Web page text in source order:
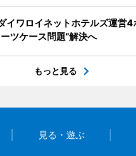
イワロイネットホテルズ運営
ツケース問題”解決へ
もっと見る
見る・遊ぶ